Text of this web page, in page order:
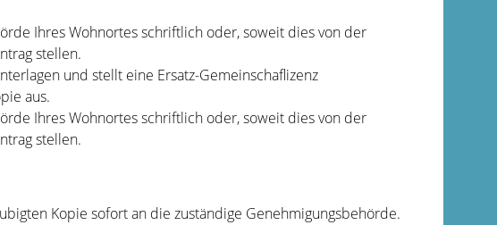
Ihres Wohnortes schriftlich oder, soweit dies von der
stellen.
und stellt eine Ersatz-Gemeinschaflizenz
aus.
Ihres Wohnortes schriftlich oder, soweit dies von der
stellen.
Kopie sofort an die zuständige Genehmigungsbehörde.